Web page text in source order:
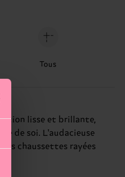
Tous
lisse et brillante,
de soi. L'audacieuse
chaussettes rayées